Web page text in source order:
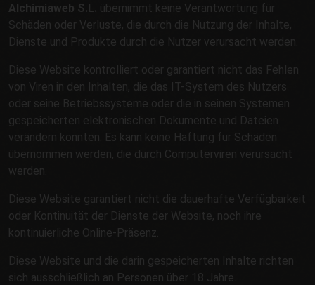
Alchimiaweb S.L. übernimmt keine Verantwortung für
Schäden oder Verluste, die durch die Nutzung der Inhalte,
Dienste und Produkte durch die Nutzer verursacht werden.
Diese Website kontrolliert oder garantiert nicht das Fehlen
von Viren in den Inhalten, die das IT-System des Nutzers
oder seine Betriebssysteme oder die in seinen Systemen
gespeicherten elektronischen Dokumente und Dateien
verändern könnten. Es kann keine Haftung für Schäden
übernommen werden, die durch Computerviren verursacht
werden.
Diese Website garantiert nicht die dauerhafte Verfügbarkeit
oder Kontinuität der Dienste der Website, noch ihre
kontinuierliche Online-Präsenz.
Diese Website und die darin gespeicherten Inhalte richten
sich ausschließlich an Personen über 18 Jahre.